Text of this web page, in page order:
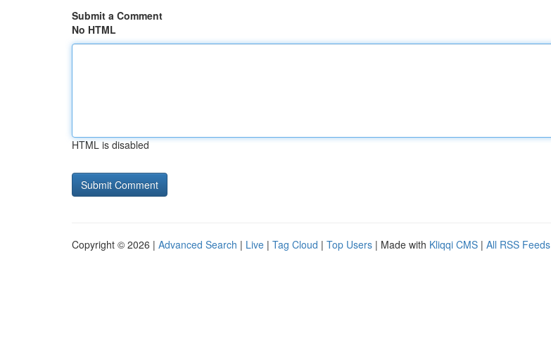
Submit a Comment
No HTML
HTML is disabled
Copyright © 2026 | Advanced Search | Live | Tag Cloud | Top Users | Made with Kliqqi CMS | All RSS Feeds